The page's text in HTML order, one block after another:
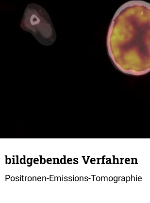
bildgebendes Verfahren
Positronen-Emissions-Tomographie